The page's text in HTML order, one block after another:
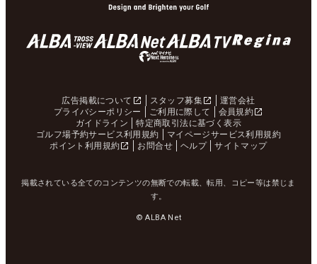
広告掲載について スタッフ募集
運営会社
プライバシーポリシー
ご利用に際して
会員規約
ガイドライン
特定商取引法に基づく表示
ゴルフ場予約サービス利用規約
マイページサービス利用規約
ポイント利用規約
お問合せ ヘルプ サイトマップ
掲載されている全てのコンテンツの無断での転載、転用、コピー等は禁じま
す。
© ALBA Net